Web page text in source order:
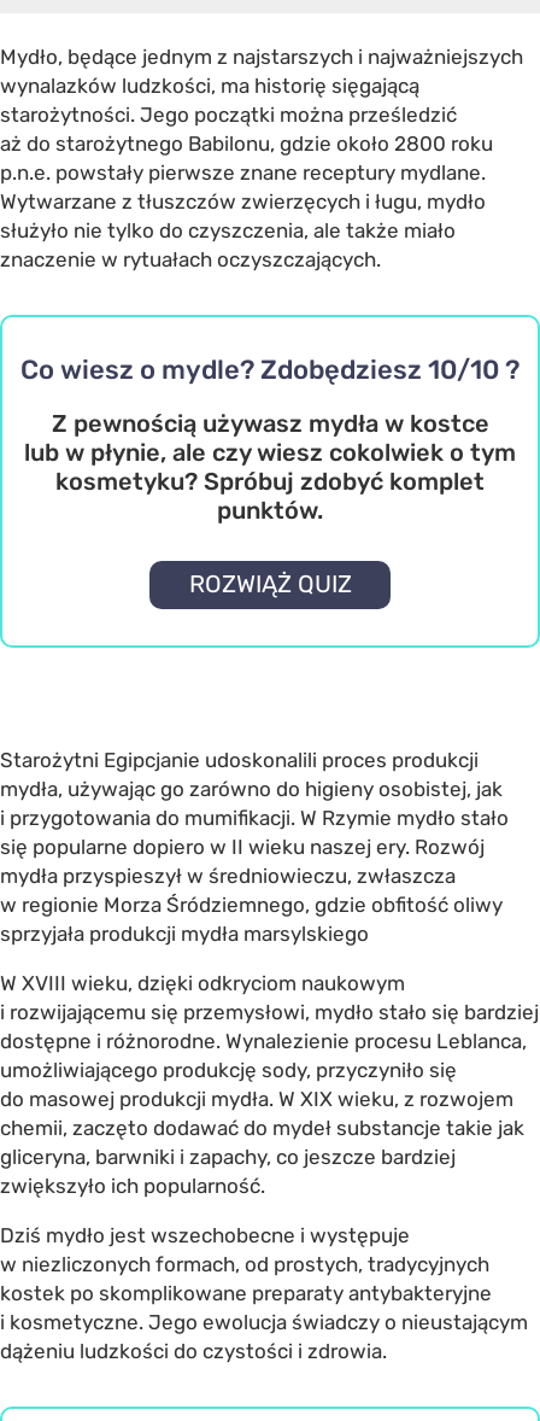
Mydło, będące jednym z najstarszych i najważniejszych
wynalazków ludzkości, ma historię sięgającą
starożytności. Jego początki można prześledzić
aż do starożytnego Babilonu, gdzie około 2800 roku
p.n.e. powstały pierwsze znane receptury mydlane.
Wytwarzane z tłuszczów zwierzęcych i ługu, mydło
służyło nie tylko do czyszczenia, ale także miało
znaczenie w rytuałach oczyszczających.
Co wiesz o mydle? Zdobędziesz 10/10 ?
Z pewnością używasz mydła w kostce
lub w płynie, ale czy wiesz cokolwiek o tym
kosmetyku? Spróbuj zdobyć komplet
punktów.
ROZWIĄŻ QUIZ
Starożytni Egipcjanie udoskonalili proces produkcji
mydła, używając go zarówno do higieny osobistej, jak
i przygotowania do mumifikacji. W Rzymie mydło stało
się popularne dopiero w II wieku naszej ery. Rozwój
mydła przyspieszył w średniowieczu, zwłaszcza
w regionie Morza Śródziemnego, gdzie obfitość oliwy
sprzyjała produkcji mydła marsylskiego
W XVIII wieku, dzięki odkryciom naukowym
i rozwijającemu się przemysłowi, mydło stało się bardziej
dostępne i różnorodne. Wynalezienie procesu Leblanca,
umożliwiającego produkcję sody, przyczyniło się
do masowej produkcji mydła. W XIX wieku, z rozwojem
chemii, zaczęto dodawać do mydeł substancje takie jak
gliceryna, barwniki i zapachy, co jeszcze bardziej
zwiększyło ich popularność.
Dziś mydło jest wszechobecne i występuje
w niezliczonych formach, od prostych, tradycyjnych
kostek po skomplikowane preparaty antybakteryjne
i kosmetyczne. Jego ewolucja świadczy o nieustającym
dążeniu ludzkości do czystości i zdrowia.